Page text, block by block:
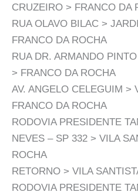
CRUZEIRO > FRANCO DA
RUA OLAVO BILAC >
FRANCO DA ROCHA
RUA DR. ARMANDO
> FRANCO DA ROCHA
AV. ANGELO CELEGUIM >
FRANCO DA ROCHA
RODOVIA PRESIDENTE
NEVES – SP 332 > VILA
ROCHA
RETORNO > VILA
RODOVIA PRESIDENTE